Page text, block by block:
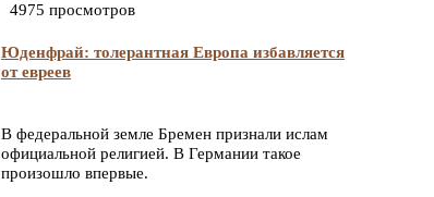
4975 просмотров
Юденфрай: толерантная Европа избавляется
от евреев
В федеральной земле Бремен признали ислам
официальной религией. В Германии такое
произошло впервые.